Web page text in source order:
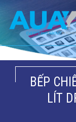
dung
BẾP
LÍT